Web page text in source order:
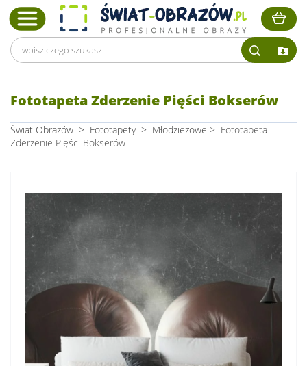
Fototapeta Zderzenie Pięści Bokserów
Świat Obrazów > Fototapety > Młodzieżowe > Fototapeta
Zderzenie Pięści Bokserów